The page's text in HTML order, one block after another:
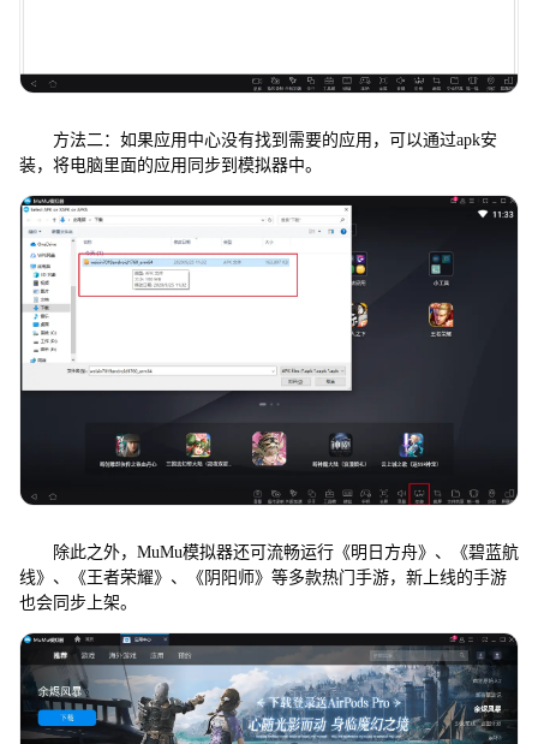
方法二：如果应用中心没有找到需要的应用，可以通过apk安
装，将电脑里面的应用同步到模拟器中。
除此之外，MuMu模拟器还可流畅运行《明日方舟》、《碧蓝航
线》、《王者荣耀》、《阴阳师》等多款热门手游，新上线的手游
也会同步上架。